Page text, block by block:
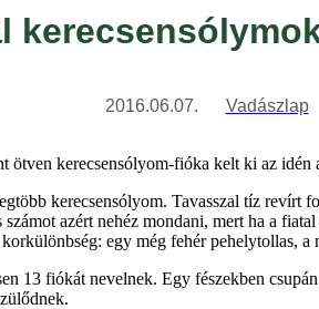
2016.06.07. Vadászlap
kerecsensólyom-fióka kelt ki az
kerecsensólyom. Tavasszal tíz
azért nehéz mondani, mert ha a
egy még fehér pehelytollas,
13 fiókát nevelnek. Egy fészekben